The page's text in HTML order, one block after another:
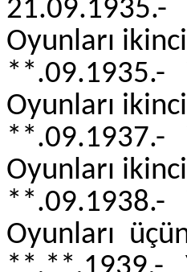
Oyunları
Oyunları
Oyunları
Oyunları